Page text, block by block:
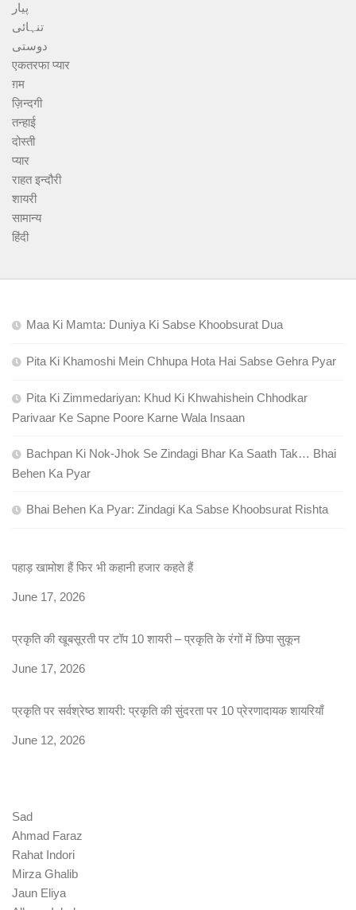
پیار
تنہائی
دوستی
एकतरफा प्यार
ग़म
ज़िन्दगी
तन्हाई
दोस्ती
प्यार
राहत इन्दौरी
शायरी
सामान्य
हिंदी
Maa Ki Mamta: Duniya Ki Sabse Khoobsurat Dua
Pita Ki Khamoshi Mein Chhupa Hota Hai Sabse Gehra Pyar
Pita Ki Zimmedariyan: Khud Ki Khwahishein Chhodkar
Parivaar Ke Sapne Poore Karne Wala Insaan
Bachpan Ki Nok-Jhok Se Zindagi Bhar Ka Saath Tak… Bhai
Behen Ka Pyar
Bhai Behen Ka Pyar: Zindagi Ka Sabse Khoobsurat Rishta
पहाड़ खामोश हैं फिर भी कहानी हजार कहते हैं
Date
June 17, 2026
प्रकृति की खूबसूरती पर टॉप 10 शायरी – प्रकृति के रंगों में छिपा सुकून
Date
June 17, 2026
प्रकृति पर सर्वश्रेष्ठ शायरी: प्रकृति की सुंदरता पर 10 प्रेरणादायक शायरियाँ
Date
June 12, 2026
Sad
Ahmad Faraz
Rahat Indori
Mirza Ghalib
Jaun Eliya